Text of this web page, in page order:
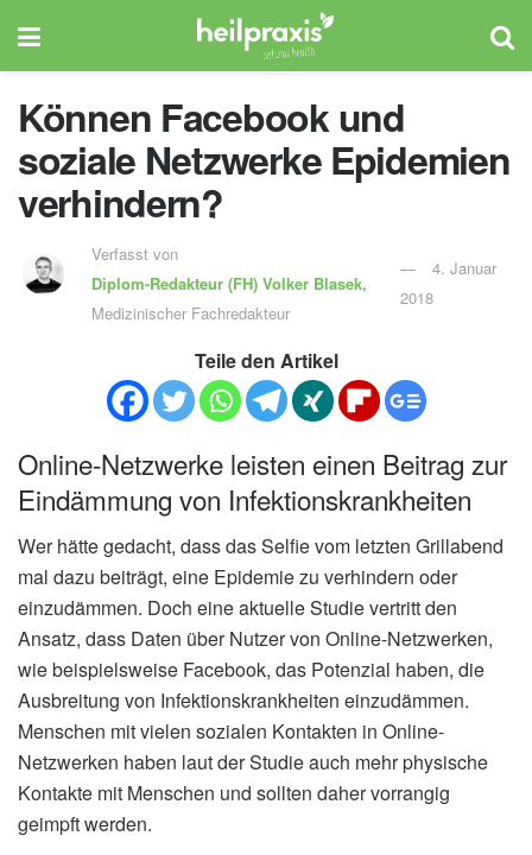
Können Facebook und
soziale Netzwerke Epidemien
verhindern?
Verfasst von
Diplom-Redakteur (FH)Volker Blasek,
Medizinischer Fachredakteur
4. Januar
2018
Teile den Artikel
Online-Netzwerke leisten einen Beitrag zur
Eindämmung von Infektionskrankheiten
Wer hätte gedacht, dass das Selfie vom letzten Grillabend
mal dazu beiträgt, eine Epidemie zu verhindern oder
einzudämmen. Doch eine aktuelle Studie vertritt den
Ansatz, dass Daten über Nutzer von Online-Netzwerken,
wie beispielsweise Facebook, das Potenzial haben, die
Ausbreitung von Infektionskrankheiten einzudämmen.
Menschen mit vielen sozialen Kontakten in Online-
Netzwerken haben laut der Studie auch mehr physische
Kontakte mit Menschen und sollten daher vorrangig
geimpft werden.